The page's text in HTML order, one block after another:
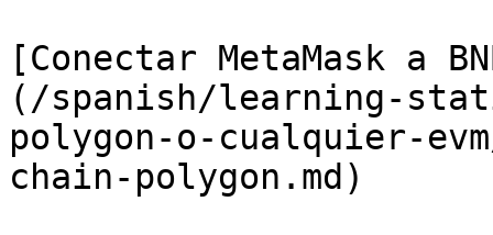
[Conectar MetaMask a
(/spanish/learning-
polygon-o-cualquier-
chain-polygon.md)